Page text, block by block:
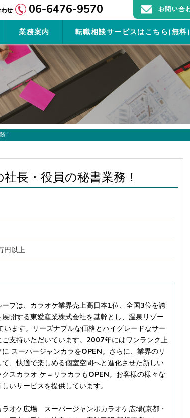
06-6476-9570
業務案内 転職相談サービスはこちら(無料)
！
長・役員の秘書業務！
円以上
プは、カラオケ業界売上高日本1位、全国3位を誇
開する東愛産業株式会社を基幹とし、温泉リゾー
います。リーズナブルな価格とハイグレードなサー
支持いただいています。2007年にはワンランク上
スーパージャンカラをOPEN。さらに、業界のリ
、快適で楽しめる個室空間へと進化させた新しい
スカラオ ケ＝リラカラもOPEN。お客様の様々な
いサービスを提供しています。
オケ広場 スーパージャンボカラオケ広場(京都・